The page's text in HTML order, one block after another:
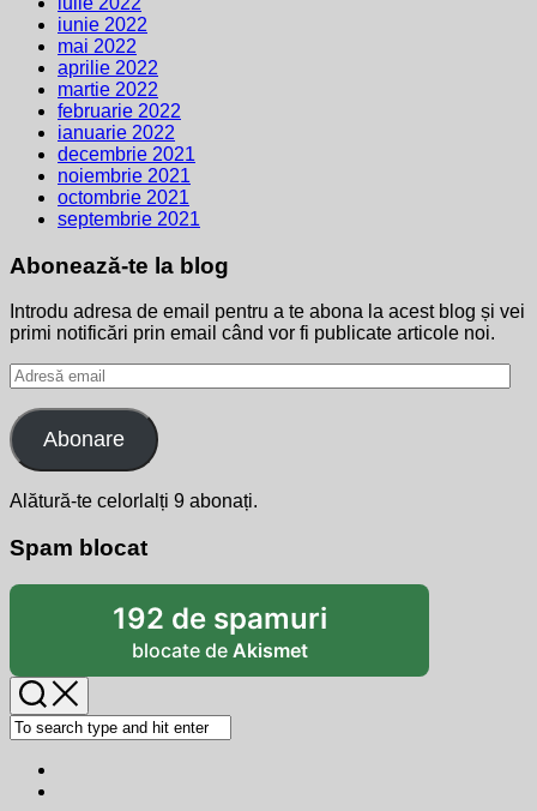
iunie 2022
mai 2022
aprilie 2022
martie 2022
februarie 2022
ianuarie 2022
decembrie 2021
noiembrie 2021
octombrie 2021
septembrie 2021
Abonează-te la blog
Introdu adresa de email pentru a te abona la acest blog și vei
primi notificări prin email când vor fi publicate articole noi.
Adresă
email
Abonare
Alătură-te celorlalți 9 abonați.
Spam blocat
192 de spamuri
blocate de Akismet